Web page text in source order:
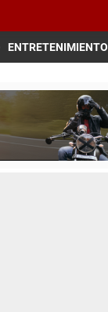
ENTRETENIMIENTO